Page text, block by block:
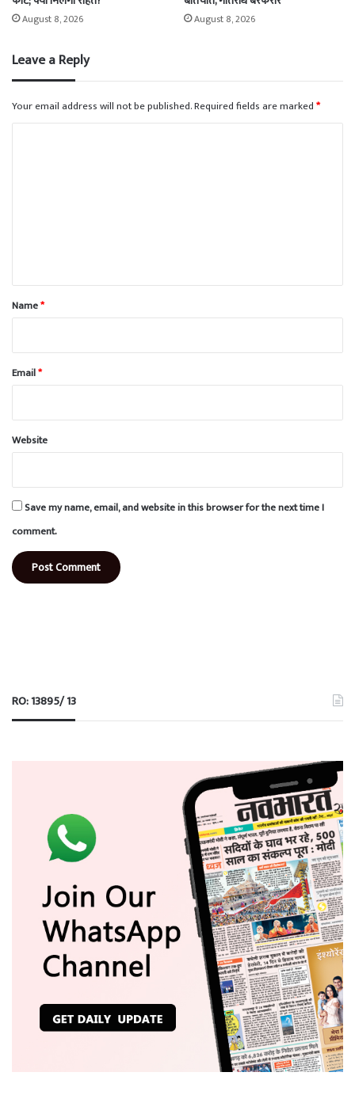
August 8, 2026 August 8, 2026
Leave a Reply
Your email address will not be published.Required fields are marked*
*
Name*
Email*
Website
Save my name, email, and website in this browser for the next time I
comment.
RO: 13895/ 13